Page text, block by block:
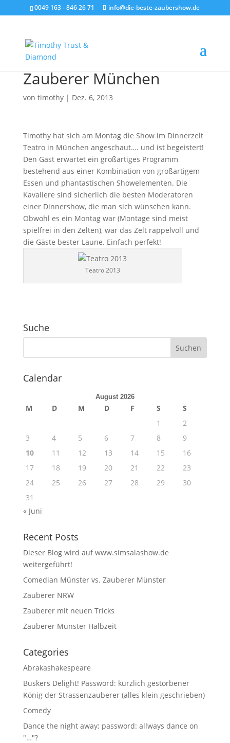
0049 163 - 846 26 71 info@die-beste-zaubershow.de
Zauberer München
von timothy| Dez. 6, 2013
Timothy hat sich am Montag die Show im Dinnerzelt
Teatro in München angeschaut…. und ist begeistert!
Den Gast erwartet ein großartiges Programm
bestehend aus einer Kombination von großartigem
Essen und phantastischen Showelementen. Die
Kavaliere sind sicherlich die besten Moderatoren
einer Dinnershow, die man sich wünschen kann.
Obwohl es ein Montag war (Montage sind meist
spielfrei in den Zelten), war das Zelt rappelvoll und
die Gäste bester Laune. Einfach perfekt!
Teatro 2013
Suche
Calendar
August 2026
M D M D F S
S
1
2
3
4 5 6 7 8
9
10
11 12 13 14 15
16
17
18 19 20 21 22
23
24
25 26 27 28 29
30
31
« Juni
Recent Posts
Dieser Blog wird auf www.simsalashow.de
weitergeführt!
Comedian Münster vs. Zauberer Münster
Zauberer NRW
Zauberer mit neuen Tricks
Zauberer Münster Halbzeit
Categories
Abrakashakespeare
Buskers Delight! Password: kürzlich gestorbener
König der Strassenzauberer (alles klein geschrieben)
Comedy
Dance the night away; password: allways dance on
"…"?